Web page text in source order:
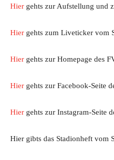
Hier gehts zur Aufstellung und
Hier gehts zum Liveticker vom
Hier gehts zur Homepage des
Hier gehts zur Facebook-Seite
Hier gehts zur Instagram-Seite
Hier gibts das Stadionheft vom